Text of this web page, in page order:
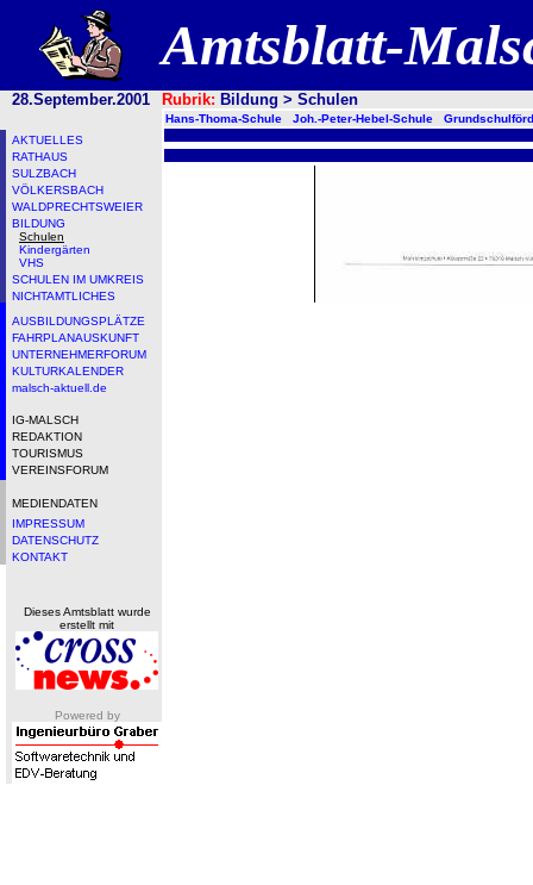
Amtsblatt-
28.September.2001 Rubrik: Bildung > Schulen
AKTUELLES
RATHAUS
SULZBACH
VÖLKERSBACH
WALDPRECHTSWEIER
BILDUNG
Schulen
Kindergärten
VHS
SCHULEN IM UMKREIS
NICHTAMTLICHES
AUSBILDUNGSPLÄTZE
FAHRPLANAUSKUNFT
UNTERNEHMERFORUM
KULTURKALENDER
malsch-aktuell.de
IG-MALSCH
REDAKTION
TOURISMUS
VEREINSFORUM
MEDIENDATEN
IMPRESSUM
DATENSCHUTZ
KONTAKT
Dieses Amtsblatt wurde
erstellt mit
Powered by
Hans-Thoma-Schule Joh.-Peter-Hebel-Schule